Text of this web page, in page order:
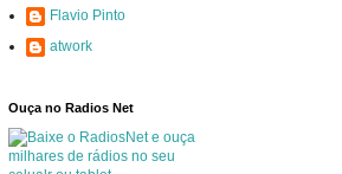
Flavio Pinto
atwork
Ouça no Radios Net